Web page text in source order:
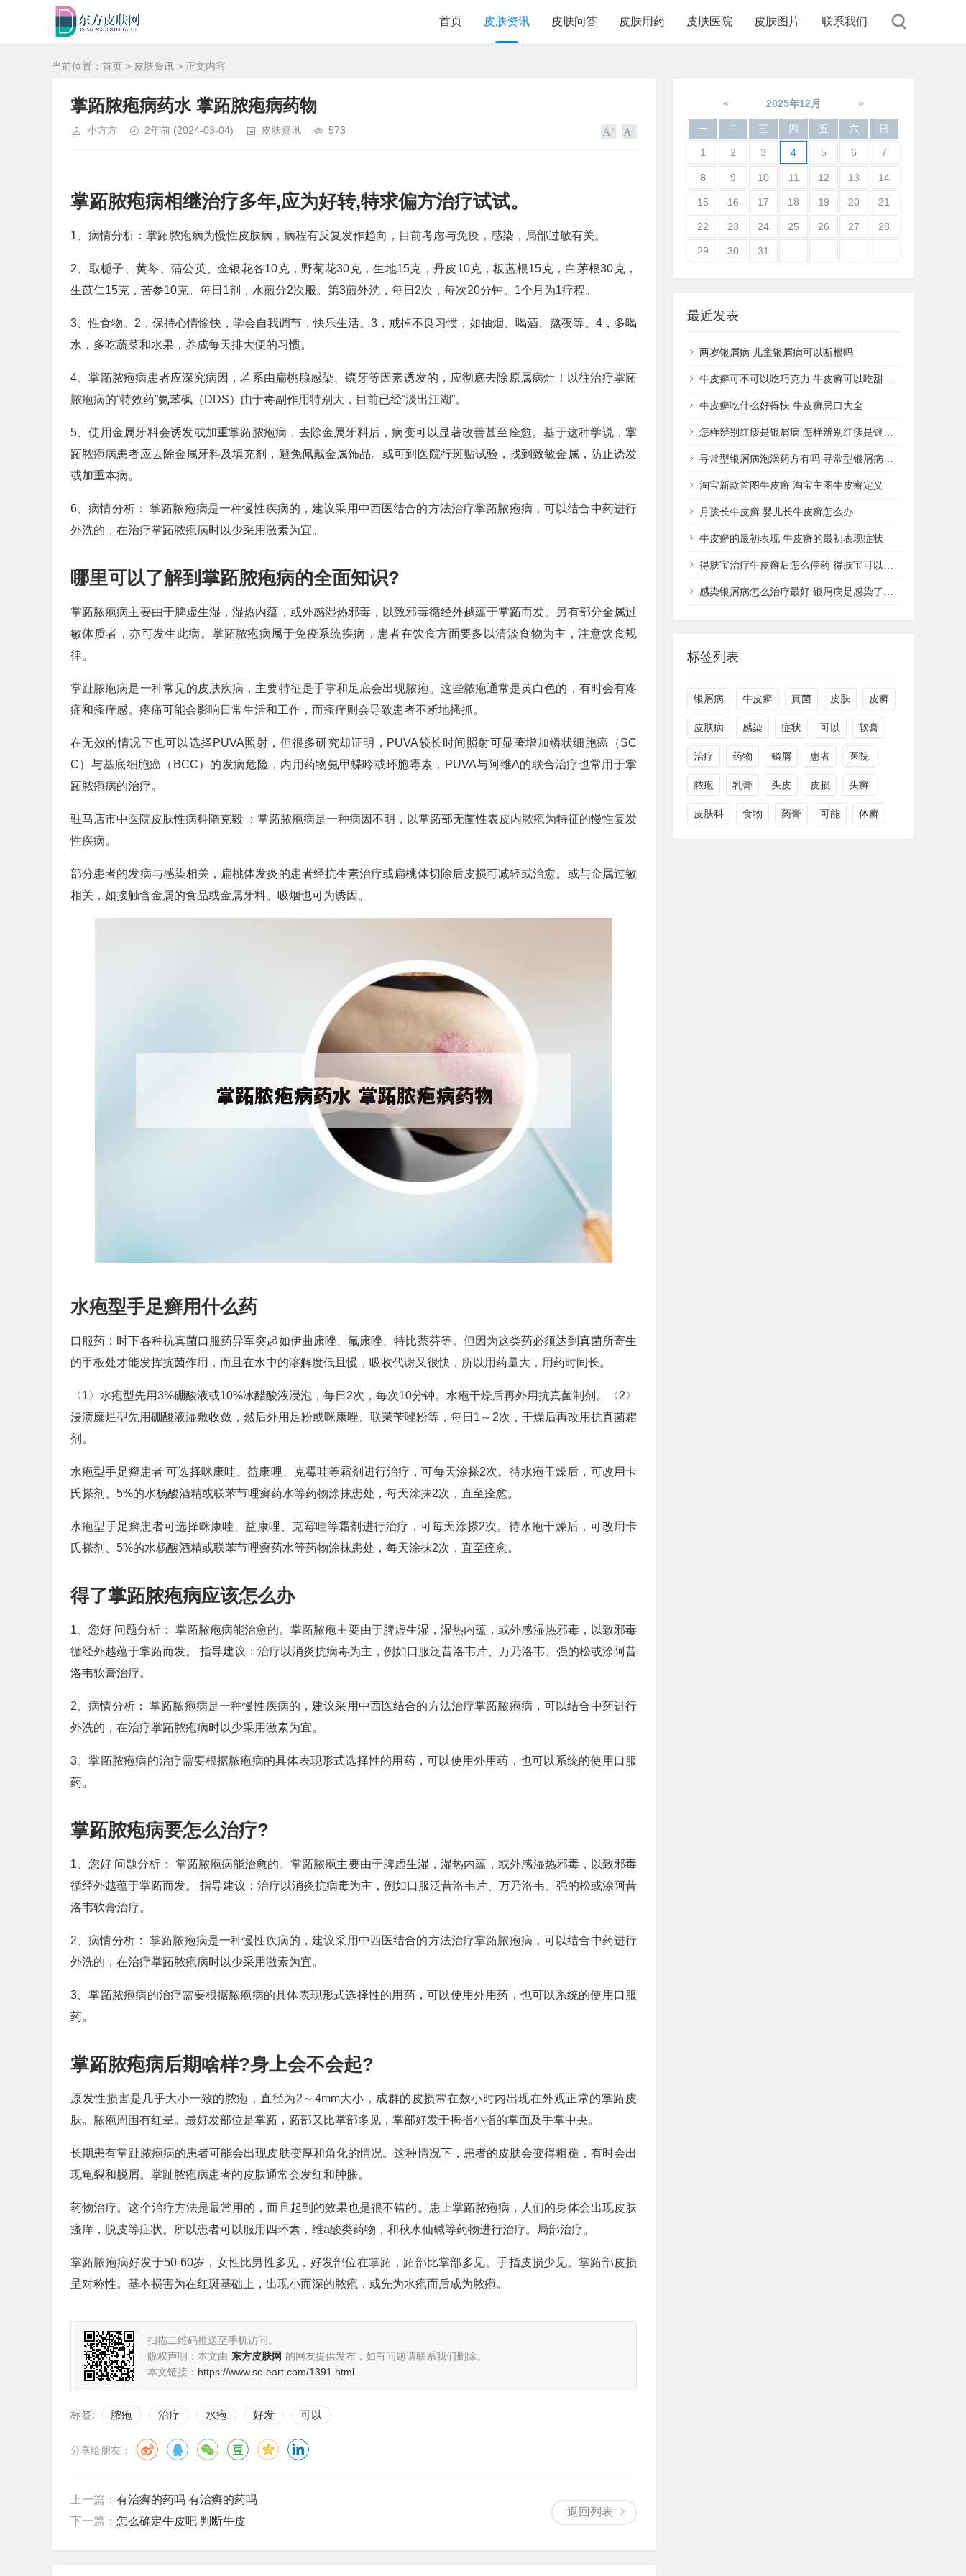
首页 皮肤资讯 皮肤问答 皮肤用药 皮肤医院 皮肤图片 联系我们
当前位置： 首页 > 皮肤资讯 > 正文内容
掌跖脓疱病药水 掌跖脓疱病药物
小方方 2年前 (2024-03-04) 皮肤资讯 573
掌跖脓疱病相继治疗多年,应为好转,特求偏方治疗试试。
1、病情分析：掌跖脓疱病为慢性皮肤病，病程有反复发作趋向，目前考虑与免疫，感染，局部过敏有关。
2、取栀子、黄芩、蒲公英、金银花各10克，野菊花30克，生地15克，丹皮10克，板蓝根15克，白茅根30克，
生苡仁15克，苦参10克。每日1剂，水煎分2次服。第3煎外洗，每日2次，每次20分钟。1个月为1疗程。
3、性食物。2，保持心情愉快，学会自我调节，快乐生活。3，戒掉不良习惯，如抽烟、喝酒、熬夜等。4，多喝
水，多吃蔬菜和水果，养成每天排大便的习惯。
4、掌跖脓疱病患者应深究病因，若系由扁桃腺感染、镶牙等因素诱发的，应彻底去除原属病灶！以往治疗掌跖
脓疱病的“特效药”氨苯砜（DDS）由于毒副作用特别大，目前已经“淡出江湖”。
5、使用金属牙料会诱发或加重掌跖脓疱病，去除金属牙料后，病变可以显著改善甚至痊愈。基于这种学说，掌
跖脓疱病患者应去除金属牙料及填充剂，避免佩戴金属饰品。或可到医院行斑贴试验，找到致敏金属，防止诱发
或加重本病。
6、病情分析： 掌跖脓疱病是一种慢性疾病的，建议采用中西医结合的方法治疗掌跖脓疱病，可以结合中药进行
外洗的，在治疗掌跖脓疱病时以少采用激素为宜。
哪里可以了解到掌跖脓疱病的全面知识?
掌跖脓疱病主要由于脾虚生湿，湿热内蕴，或外感湿热邪毒，以致邪毒循经外越蕴于掌跖而发。另有部分金属过
敏体质者，亦可发生此病。掌跖脓疱病属于免疫系统疾病，患者在饮食方面要多以清淡食物为主，注意饮食规
律。
掌趾脓疱病是一种常见的皮肤疾病，主要特征是手掌和足底会出现脓疱。这些脓疱通常是黄白色的，有时会有疼
痛和瘙痒感。疼痛可能会影响日常生活和工作，而瘙痒则会导致患者不断地搔抓。
在无效的情况下也可以选择PUVA照射，但很多研究却证明，PUVA较长时间照射可显著增加鳞状细胞癌（SC
C）与基底细胞癌（BCC）的发病危险，内用药物氨甲蝶呤或环胞霉素，PUVA与阿维A的联合治疗也常用于掌
跖脓疱病的治疗。
驻马店市中医院皮肤性病科隋克毅 ：掌跖脓疱病是一种病因不明，以掌跖部无菌性表皮内脓疱为特征的慢性复发
性疾病。
部分患者的发病与感染相关，扁桃体发炎的患者经抗生素治疗或扁桃体切除后皮损可减轻或治愈。或与金属过敏
相关，如接触含金属的食品或金属牙料。吸烟也可为诱因。
水疱型手足癣用什么药
口服药：时下各种抗真菌口服药异军突起如伊曲康唑、氟康唑、特比萘芬等。但因为这类药必须达到真菌所寄生
的甲板处才能发挥抗菌作用，而且在水中的溶解度低且慢，吸收代谢又很快，所以用药量大，用药时间长。
〈1〉水疱型先用3%硼酸液或10%冰醋酸液浸泡，每日2次，每次10分钟。水疱干燥后再外用抗真菌制剂。〈2〉
浸渍糜烂型先用硼酸液湿敷收敛，然后外用足粉或咪康唑、联茉苄唑粉等，每日1～2次，干燥后再改用抗真菌霜
剂。
水疱型手足癣患者 可选择咪康哇、益康哩、克霉哇等霜剂进行治疗，可每天涂搽2次。待水疱干燥后，可改用卡
氏搽剂、5%的水杨酸酒精或联苯节哩癣药水等药物涂抹患处，每天涂抹2次，直至痊愈。
水疱型手足癣患者可选择咪康哇、益康哩、克霉哇等霜剂进行治疗，可每天涂搽2次。待水疱干燥后，可改用卡
氏搽剂、5%的水杨酸酒精或联苯节哩癣药水等药物涂抹患处，每天涂抹2次，直至痊愈。
得了掌跖脓疱病应该怎么办
1、您好 问题分析： 掌跖脓疱病能治愈的。掌跖脓疱主要由于脾虚生湿，湿热内蕴，或外感湿热邪毒，以致邪毒
循经外越蕴于掌跖而发。 指导建议：治疗以消炎抗病毒为主，例如口服泛昔洛韦片、万乃洛韦、强的松或涂阿昔
洛韦软膏治疗。
2、病情分析： 掌跖脓疱病是一种慢性疾病的，建议采用中西医结合的方法治疗掌跖脓疱病，可以结合中药进行
外洗的，在治疗掌跖脓疱病时以少采用激素为宜。
3、掌跖脓疱病的治疗需要根据脓疱病的具体表现形式选择性的用药，可以使用外用药，也可以系统的使用口服
药。
掌跖脓疱病要怎么治疗?
1、您好 问题分析： 掌跖脓疱病能治愈的。掌跖脓疱主要由于脾虚生湿，湿热内蕴，或外感湿热邪毒，以致邪毒
循经外越蕴于掌跖而发。 指导建议：治疗以消炎抗病毒为主，例如口服泛昔洛韦片、万乃洛韦、强的松或涂阿昔
洛韦软膏治疗。
2、病情分析： 掌跖脓疱病是一种慢性疾病的，建议采用中西医结合的方法治疗掌跖脓疱病，可以结合中药进行
外洗的，在治疗掌跖脓疱病时以少采用激素为宜。
3、掌跖脓疱病的治疗需要根据脓疱病的具体表现形式选择性的用药，可以使用外用药，也可以系统的使用口服
药。
掌跖脓疱病后期啥样?身上会不会起?
原发性损害是几乎大小一致的脓疱，直径为2～4mm大小，成群的皮损常在数小时内出现在外观正常的掌跖皮
肤。脓疱周围有红晕。最好发部位是掌跖，跖部又比掌部多见，掌部好发于拇指小指的掌面及手掌中央。
长期患有掌趾脓疱病的患者可能会出现皮肤变厚和角化的情况。这种情况下，患者的皮肤会变得粗糙，有时会出
现龟裂和脱屑。掌趾脓疱病患者的皮肤通常会发红和肿胀。
药物治疗。这个治疗方法是最常用的，而且起到的效果也是很不错的。患上掌跖脓疱病，人们的身体会出现皮肤
瘙痒，脱皮等症状。所以患者可以服用四环素，维a酸类药物，和秋水仙碱等药物进行治疗。局部治疗。
掌跖脓疱病好发于50-60岁，女性比男性多见，好发部位在掌跖，跖部比掌部多见。手指皮损少见。掌跖部皮损
呈对称性。基本损害为在红斑基础上，出现小而深的脓疱，或先为水疱而后成为脓疱。
扫描二维码推送至手机访问。
版权声明：本文由 东方皮肤网 的网友提供发布，如有问题请联系我们删除。
本文链接： https://www.sc-eart.com/1391.html
标签: 脓疱 治疗 水疱 好发 可以
分享给朋友：
返回列表
上一篇： 有治癣的药吗 有治癣的药吗
下一篇： 怎么确定牛皮吧 判断牛皮
« 2025年12月 »
一 二 三 四 五 六 日
1 2 3 4 5 6 7
8 9 10 11 12 13 14
15 16 17 18 19 20 21
22 23 24 25 26 27 28
29 30 31
最近发表
两岁银屑病 儿童银屑病可以断根吗
牛皮癣可不可以吃巧克力 牛皮癣可以吃甜品吗
牛皮癣吃什么好得快 牛皮癣忌口大全
怎样辨别红疹是银屑病 怎样辨别红疹是银屑病还是湿疹
寻常型银屑病泡澡药方有吗 寻常型银屑病用什么药洗
淘宝新款首图牛皮癣 淘宝主图牛皮癣定义
月孩长牛皮癣 婴儿长牛皮癣怎么办
牛皮癣的最初表现 牛皮癣的最初表现症状
得肤宝治疗牛皮癣后怎么停药 得肤宝可以治疗湿疹吗
感染银屑病怎么治疗最好 银屑病是感染了什么病菌
标签列表
银屑病 牛皮癣 真菌 皮肤 皮癣
皮肤病 感染 症状 可以 软膏
治疗 药物 鳞屑 患者 医院
脓疱 乳膏 头皮 皮损 头癣
皮肤科 食物 药膏 可能 体癣